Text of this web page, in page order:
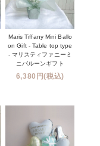
Maris Tiffany Mini Ballo
on Gift - Table top type
- マリスティファニーミ
ニバルーンギフト
6,380円(税込)